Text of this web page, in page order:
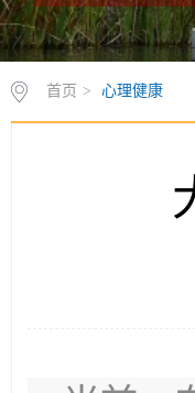
首页 > 心理健康